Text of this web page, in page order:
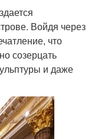
Войдя через
что
созерцать
и даже